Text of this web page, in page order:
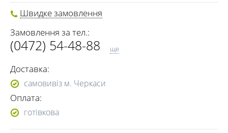
Швидке замовлення
Замовлення за тел.:
(0472) 54-48-88
(073) 691-00-06
(095) 691-00-06
(0472) 54-37-02
ще
Доставка:
самовивіз м. Черкаси
Оплата:
готівкова